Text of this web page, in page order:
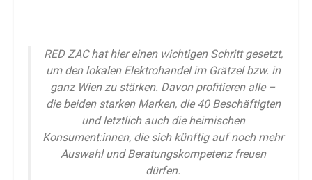
RED ZAC hat hier einen wichtigen Schritt gesetzt,
um den lokalen Elektrohandel im Grätzel bzw. in
ganz Wien zu stärken. Davon profitieren alle –
die beiden starken Marken, die 40 Beschäftigten
und letztlich auch die heimischen
Konsument:innen, die sich künftig auf noch mehr
Auswahl und Beratungskompetenz freuen
dürfen.